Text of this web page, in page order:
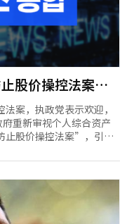
股价操控法案，
草率施政
案，执政党表示欢迎，
重新审视个人综合资产
止股价操控法案”，引发
这是被舆论推动的草率施
资产管理账户”（ISA）